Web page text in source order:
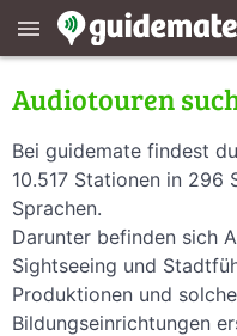
menu
Audiotouren
Bei guidemate findest
10.517 Stationen in 296
Sprachen.
Darunter befinden sich
Sightseeing und
Produktionen und
Bildungseinrichtungen